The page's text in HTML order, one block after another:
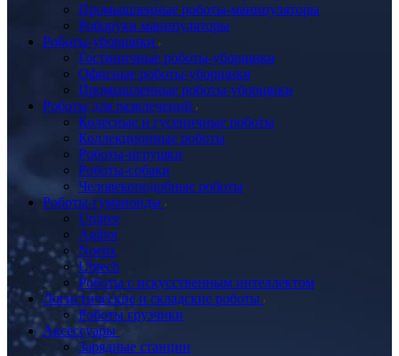
Промышленные роботы-манипуляторы
Роборуки манипуляторы
Роботы-уборщики
Гостиничные роботы-уборщики
Офисные роботы-уборщики
Промышленные роботы-уборщики
Роботы для развлечений
Колесные и гусеничные роботы
Коллекционные роботы
Роботы-игрушки
Роботы-собаки
Человекоподобные роботы
Роботы-гуманоиды
Unitree
Agibot
Noetix
Ubtech
Роботы с искусственным интеллектом
Логистические и складские роботы
Роботы грузчики
Аксессуары
Зарядные станции